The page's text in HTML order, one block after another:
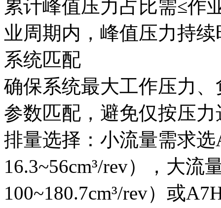
累计峰值压力占比需≤作
业周期内，峰值压力持
系统匹配‌
确保系统最大工作压力
参数匹配，避免仅按压
排量选择：小流量需求
16.3~56cm³/rev），大
100~180.7cm³/rev）或